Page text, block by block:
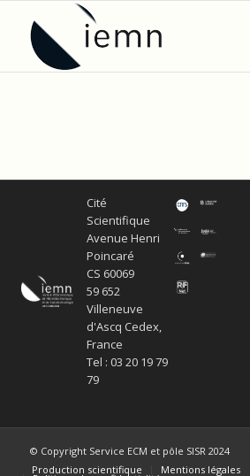
Cité
Scientifique
Avenue Henri
Poincaré
CS 60069
59 652
Villeneuve
d'Ascq Cedex,
France
Tel : 03 20 19 79
79
© Copyright Service ECM et pôle SISR 2024
Production scientifique
Mentions légales